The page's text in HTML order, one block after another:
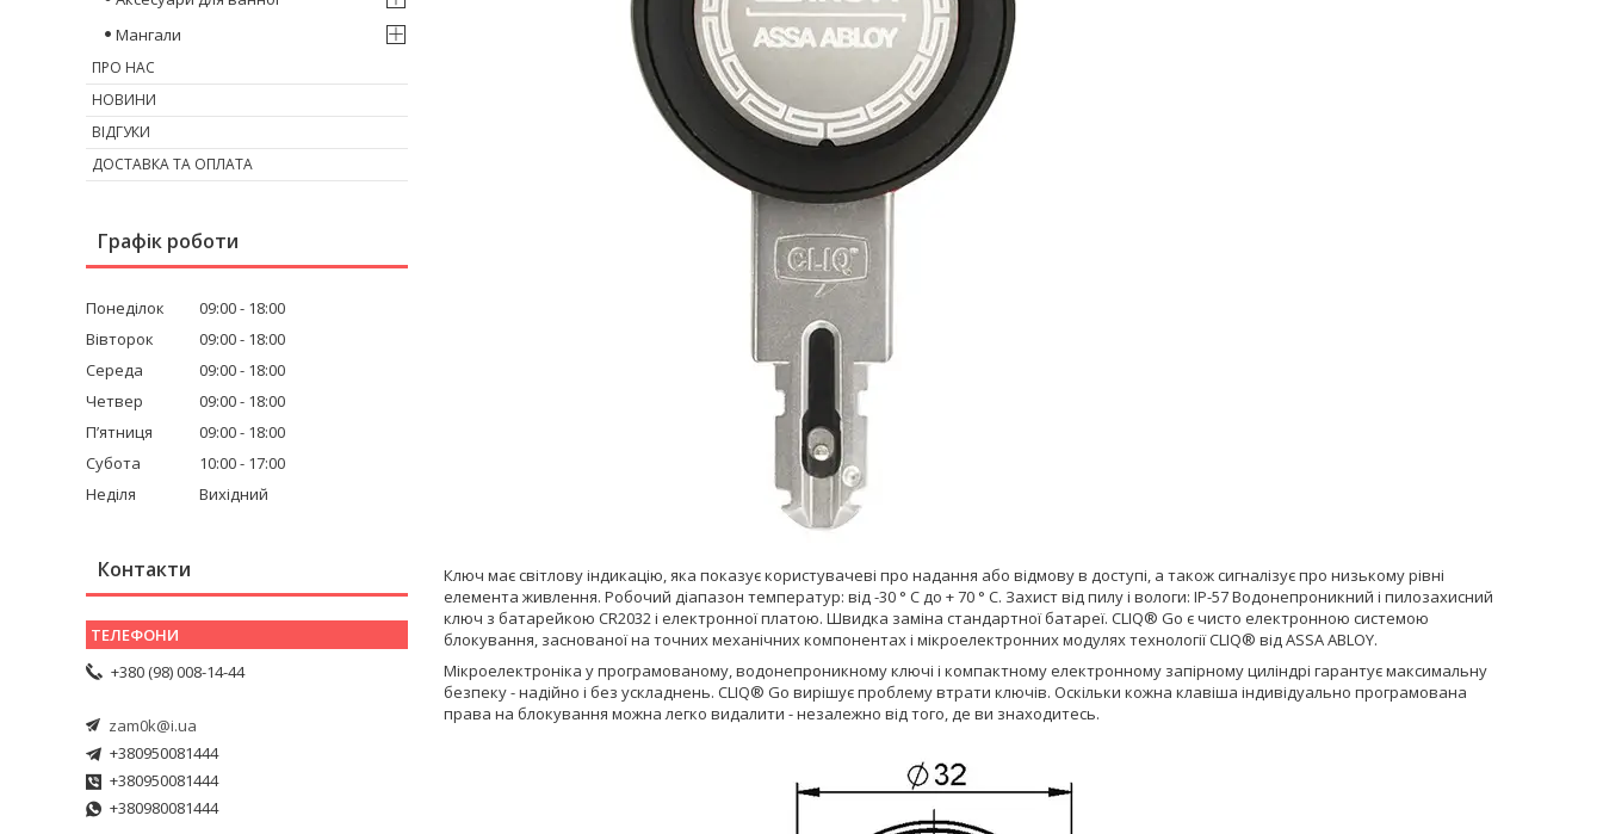
Ключ має світлову індикацію, яка показує користувачеві про надання або відмову в доступі, а також сигналізує про низькому рівні
елемента живлення. Робочий діапазон температур: від -30 ° C до + 70 ° C. Захист від пилу і вологи: IP-57 Водонепроникний і пилозахисний
ключ з батарейкою CR2032 і електронної платою. Швидка заміна стандартної батареї. CLIQ® Go є чисто електронною системою
блокування, заснованої на точних механічних компонентах і мікроелектронних модулях технології CLIQ® від ASSA ABLOY.
Мікроелектроніка у програмованому, водонепроникному ключі і компактному електронному запірному циліндрі гарантує максимальну
безпеку - надійно і без ускладнень. CLIQ® Go вирішує проблему втрати ключів. Оскільки кожна клавіша індивідуально програмована
права на блокування можна легко видалити - незалежно від того, де ви знаходитесь.
Мангали
ПРО НАС
НОВИНИ
ВІДГУКИ
ДОСТАВКА ТА ОПЛАТА
Графік роботи
Понеділок 09:00
18:00
Вівторок
09:00
18:00
Середа
09:00
18:00
Четвер
09:00
18:00
Пʼятниця
09:00
18:00
Субота
10:00
17:00
Неділя
Вихідний
Контакти
+380 (98) 008-14-44
zam0k@i.ua
+380950081444
+380950081444
+380980081444